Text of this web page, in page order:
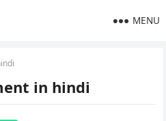
MENU
in hindi